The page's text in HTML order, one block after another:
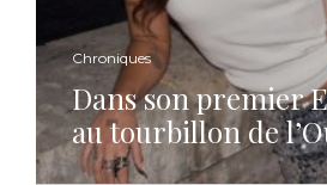
Chroniques
Dans son premier
au tourbillon de